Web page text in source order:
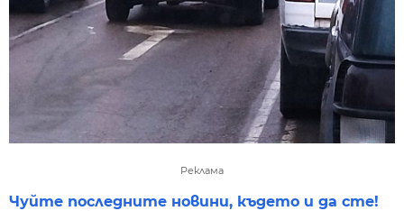
Реклама
Чуйте последните новини, където и да сте!